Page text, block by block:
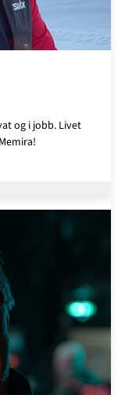
og i jobb. Livet